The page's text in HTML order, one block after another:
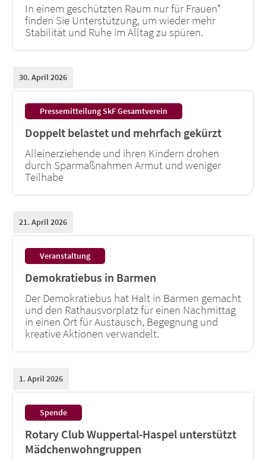
In einem geschützten Raum nur für Frauen*
finden Sie Unterstützung, um wieder mehr
Stabilität und Ruhe im Alltag zu spüren.
Pressemitteilung SkF Gesamtverein:
Doppelt belastet und mehrfach gekürzt
30. April 2026
Alleinerziehende und ihren Kindern drohen
durch Sparmaßnahmen Armut und weniger
Teilhabe
Veranstaltung:
Demokratiebus in Barmen
21. April 2026
Der Demokratiebus hat Halt in Barmen gemacht
und den Rathausvorplatz für einen Nachmittag
in einen Ort für Austausch, Begegnung und
kreative Aktionen verwandelt.
Spende:
Rotary Club Wuppertal-Haspel unterstützt
Mädchenwohngruppen
1. April 2026